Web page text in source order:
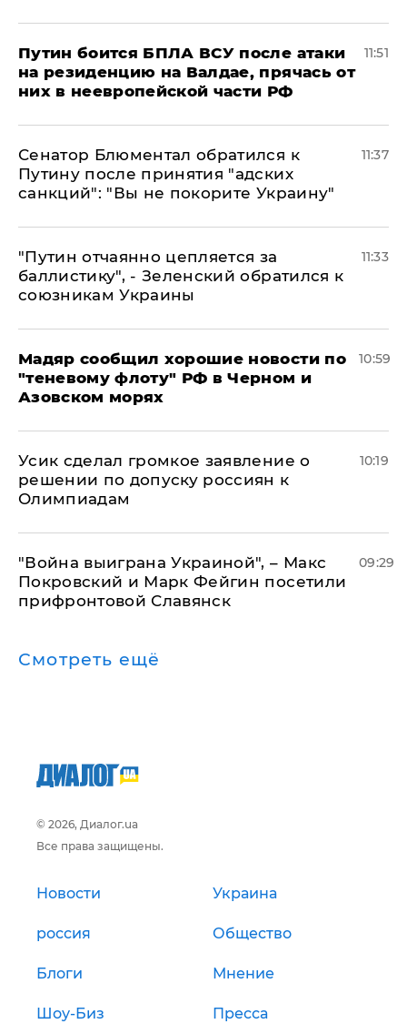
Путин боится БПЛА ВСУ после атаки
на резиденцию на Валдае, прячась от
них в неевропейской части РФ
11:51
Сенатор Блюментал обратился к
Путину после принятия "адских
санкций": "Вы не покорите Украину"
11:37
"Путин отчаянно цепляется за
баллистику", - Зеленский обратился к
союзникам Украины
11:33
Мадяр сообщил хорошие новости по
"теневому флоту" РФ в Черном и
Азовском морях
10:59
Усик сделал громкое заявление о
решении по допуску россиян к
Олимпиадам
10:19
"Война выиграна Украиной", – Макс
Покровский и Марк Фейгин посетили
прифронтовой Славянск
09:29
Смотреть ещё
© 2026, Диалог.ua
Все права защищены.
Новости Украина
россия Общество
Блоги Мнение
Шоу-Биз Пресса